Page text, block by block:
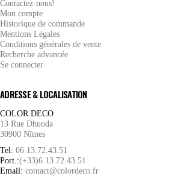
Contactez-nous!
Mon compte
Historique de commande
Mentions Légales
Conditions générales de vente
Recherche advancée
Se connecter
ADRESSE & LOCALISATION
COLOR DECO
13 Rue Dhuoda
30900 Nîmes
Tel: 06.13.72.43.51
Port.:(+33)6.13.72.43.51
Email: contact@colordeco.fr